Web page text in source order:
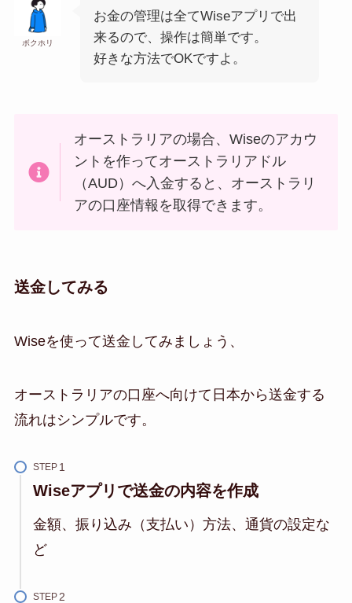
ボクホリ
お金の管理は全てWiseアプリで出
来るので、操作は簡単です。
好きな方法でOKですよ。
オーストラリアの場合、Wiseのアカウ
ントを作ってオーストラリアドル
（AUD）へ入金すると、オーストラリ
アの口座情報を取得できます。
送金してみる
Wiseを使って送金してみましょう、
オーストラリアの口座へ向けて日本から送金する
流れはシンプルです。
STEP
Wiseアプリで送金の内容を作成
金額、振り込み（支払い）方法、通貨の設定な
ど
STEP